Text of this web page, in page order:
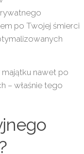
po Twojej śmierci
nawet po
– właśnie tego